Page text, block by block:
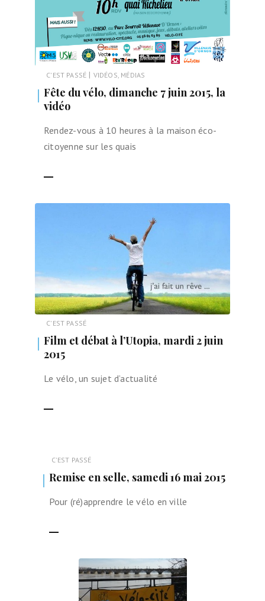
C'EST PASSÉ | VIDÉOS, MÉDIAS
Fête du vélo, dimanche 7 juin 2015, la
vidéo
Rendez-vous à 10 heures à la maison éco-
citoyenne sur les quais
C'EST PASSÉ
Film et débat à l’Utopia, mardi 2 juin
2015
Le vélo, un sujet d’actualité
C'EST PASSÉ
Remise en selle, samedi 16 mai 2015
Pour (ré)apprendre le vélo en ville